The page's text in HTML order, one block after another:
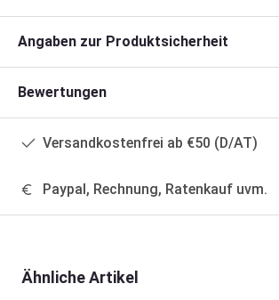
Angaben zur Produktsicherheit
Bewertungen
Versandkostenfrei ab €50 (D/AT)
Paypal, Rechnung, Ratenkauf uvm.
Ähnliche Artikel